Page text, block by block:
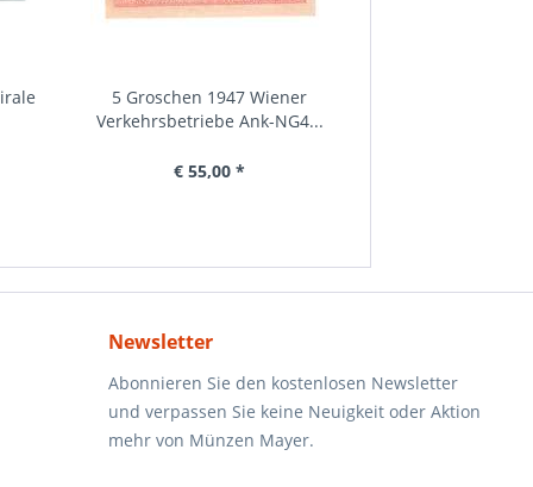
ANK.Nr.075 Hundertwasserhaus
Wien 0 Euro Schein...
€ 16,00 *
5 Groschen 1947 Wiener
Verkehrsbetriebe Ank-NG4...
€ 55,00 *
Newsletter
Abonnieren Sie den kostenlosen Newsletter
und verpassen Sie keine Neuigkeit oder Aktion
mehr von Münzen Mayer.